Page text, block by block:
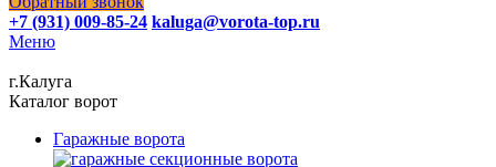
+7 (931) 009-85-24 kaluga@vorota-top.ru
Меню
г.Калуга
Каталог ворот
Гаражные ворота